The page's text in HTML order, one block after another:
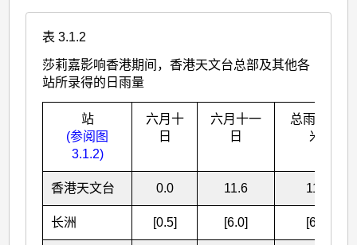
表 3.1.2
莎莉嘉影响香港期间，香港天文台总部及其他各
站所录得的日雨量
站
(参阅图
3.1.2)
六月十
日
六月十一
日
总雨量(毫
米)
香港天文台 0.0 11.6 11.6
长洲 [0.5] [6.0] [6.5]